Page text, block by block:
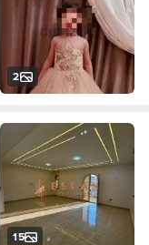
2
15